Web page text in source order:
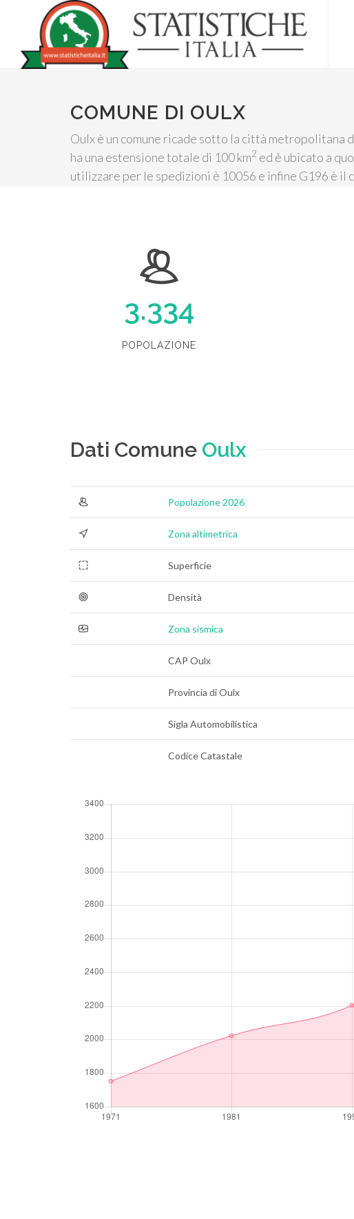
COMUNE DI OULX
Oulx è un comune ricade sotto la città metropolitana
ha una estensione totale di 100 km2 ed è ubicato a
utilizzare per le spedizioni è 10056 e infine G196 è il
3.334
POPOLAZIONE
Dati Comune Oulx
Popolazione 2026
Zona altimetrica
Superficie
Densità
Zona sismica
CAP Oulx
Provincia di Oulx
Sigla Automobilistica
Codice Catastale